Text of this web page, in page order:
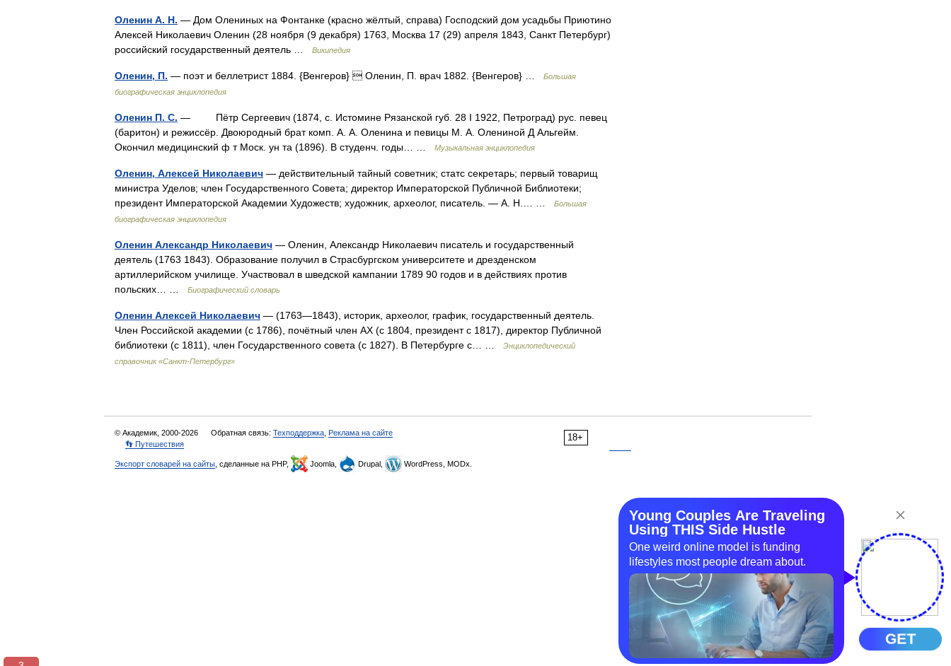
Оленин А. Н. — Дом Олениных на Фонтанке (красно жёлтый, справа) Господский дом усадьбы Приютино
Алексей Николаевич Оленин (28 ноября (9 декабря) 1763, Москва 17 (29) апреля 1843, Санкт Петербург)
российский государственный деятель …
Википедия
Оленин, П. — поэт и беллетрист 1884. {Венгеров}  Оленин, П. врач 1882. {Венгеров} …
Большая
биографическая энциклопедия
Оленин П. С. — Пётр Сергеевич (1874, с. Истомине Рязанской губ. 28 I 1922, Петроград) рус. певец
(баритон) и режиссёр. Двоюродный брат комп. А. А. Оленина и певицы М. А. Олениной Д Альгейм.
Окончил медицинский ф т Моск. ун та (1896). В студенч. годы… …
Музыкальная энциклопедия
Оленин, Алексей Николаевич — действительный тайный советник; статс секретарь; первый товарищ
министра Уделов; член Государственного Совета; директор Императорской Публичной Библиотеки;
президент Императорской Академии Художеств; художник, археолог, писатель. ― А. Н.… …
Большая
биографическая энциклопедия
Оленин Александр Николаевич — Оленин, Александр Николаевич писатель и государственный
деятель (1763 1843). Образование получил в Страсбургском университете и дрезденском
артиллерийском училище. Участвовал в шведской кампании 1789 90 годов и в действиях против
польских… …
Биографический словарь
Оленин Алексей Николаевич — (1763—1843), историк, археолог, график, государственный деятель.
Член Российской академии (с 1786), почётный член АХ (с 1804, президент с 1817), директор Публичной
библиотеки (с 1811), член Государственного совета (с 1827). В Петербурге с… …
Энциклопедический
справочник «Санкт-Петербург»
18+
© Академик, 2000-2026 Обратная связь: Техподдержка Реклама на сайте
👣 Путешествия
Экспорт словарей на сайты , сделанные на PHP, Joomla, Drupal, WordPress, MODx.